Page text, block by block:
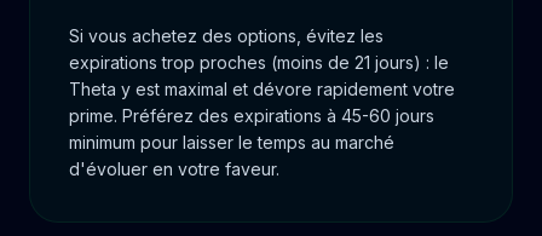
Si vous achetez des options, évitez les
expirations trop proches (moins de 21 jours) : le
Theta y est maximal et dévore rapidement votre
prime. Préférez des expirations à 45-60 jours
minimum pour laisser le temps au marché
d'évoluer en votre faveur.